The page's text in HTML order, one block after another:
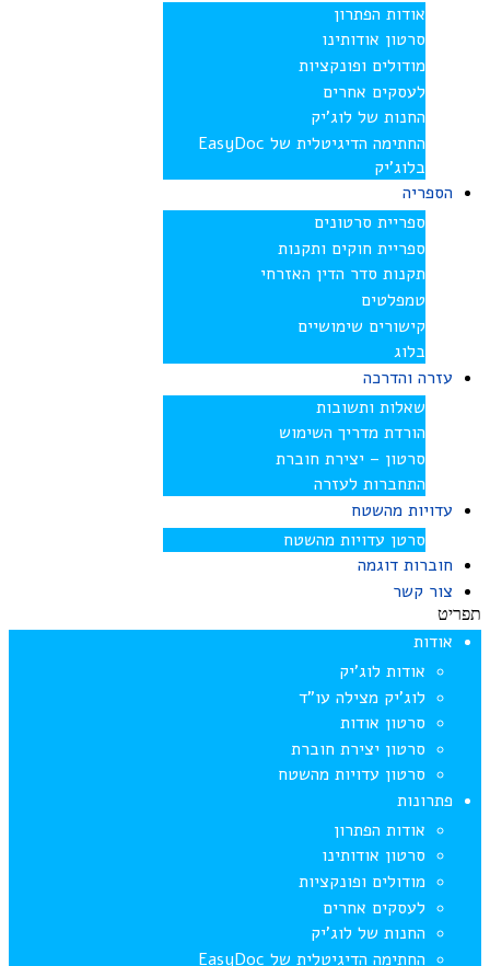
אודות הפתרון
סרטון אודותינו
מודולים ופונקציות
לעסקים אחרים
החנות של לוג’יק
החתימה הדיגיטלית של EasyDoc
בלוג’יק
הספריה
ספריית סרטונים
ספריית חוקים ותקנות
תקנות סדר הדין האזרחי
טמפלטים
קישורים שימושיים
בלוג
עזרה והדרכה
שאלות ותשובות
הורדת מדריך השימוש
סרטון – יצירת חוברת
התחברות לעזרה
עדויות מהשטח
סרטן עדויות מהשטח
חוברות דוגמה
צור קשר
תפריט
אודות
אודות לוג’יק
לוג’יק מצילה עו”ד
סרטון אודות
סרטון יצירת חוברת
סרטון עדויות מהשטח
פתרונות
אודות הפתרון
סרטון אודותינו
מודולים ופונקציות
לעסקים אחרים
החנות של לוג’יק
החתימה הדיגיטלית של EasyDoc